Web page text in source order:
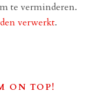
te verminderen.
verwerkt.
ON TOP!